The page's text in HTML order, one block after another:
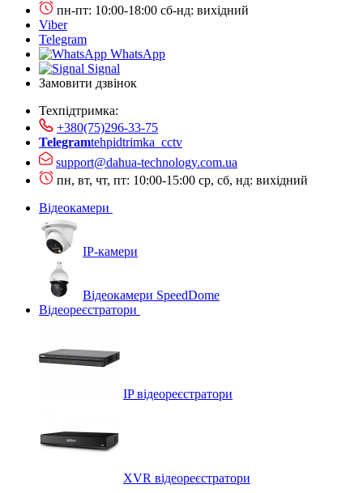
пн-пт: 10:00-18:00 сб-нд: вихідний
Viber
Telegram
WhatsApp
Signal
Замовити дзвінок
Техпідтримка:
+380(75)296-33-75
Telegramtehpidtrimka_cctv
support@dahua-technology.com.ua
пн, вт, чт, пт: 10:00-15:00 ср, сб, нд: вихідний
Відеокамери
IP-камери
Відеокамери SpeedDome
Відеореєстратори
IP відеореєстратори
XVR відеореєстратори